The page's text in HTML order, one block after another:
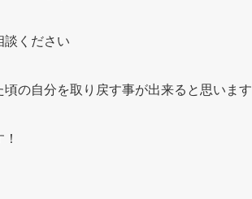
談ください
の自分を取り戻す事が出来ると思います